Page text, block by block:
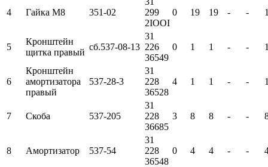
4 Гайка М8 351-02
299
2IOOI
0 19 19 - -
5
Кронштейн
щитка правый
сб.537-08-13
31
226
36549
0 1 1 - -
6
Кронштейн
амортизатора
правый
537-28-3
31
228
36528
4 1 1 - -
7 Скоба 537-205
31
228
36685
3 8 8 - -
8 Амортизатор 537-54
31
228
36548
0 4 4 - -